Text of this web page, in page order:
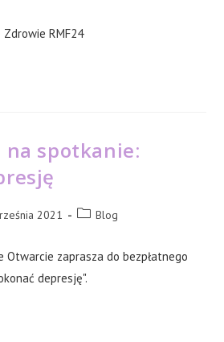
RMF24
na spotkanie:
2021
PostBlog
Otwarcie zaprasza do bezpłatnego
depresję".